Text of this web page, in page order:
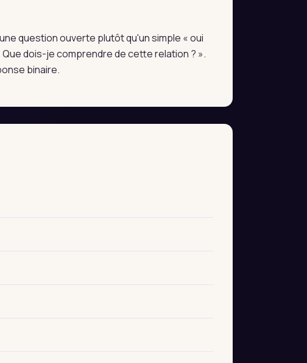
question ouverte plutôt qu'un simple « oui
dois-je comprendre de cette relation ? ».
binaire.